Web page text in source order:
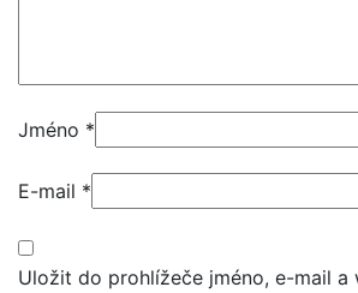
Jméno *
E-mail *
Uložit do prohlížeče jméno, e-mail a